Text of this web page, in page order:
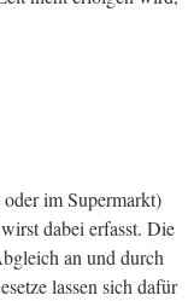
im Supermarkt)
dabei erfasst. Die
an und durch
lassen sich dafür